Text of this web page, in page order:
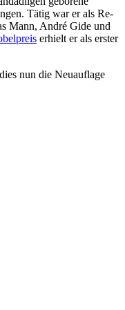
Tä­tig war er als Re­
Mann, An­dré Gi­de und
er­hielt er als ers­ter
nun die Neu­auf­la­ge